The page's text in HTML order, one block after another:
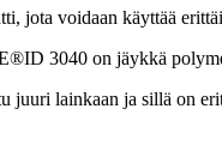
jota voidaan käyttää
3040 on jäykkä
juuri lainkaan ja sillä on